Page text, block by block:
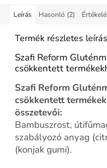
Leírás Hasonló (2)
Termék részletes
Szafi Reform
csökkentett
Szafi Reform
csökkentett
összetevői:
Bambuszrost,
szabályozó anyag
(konjak gumi).